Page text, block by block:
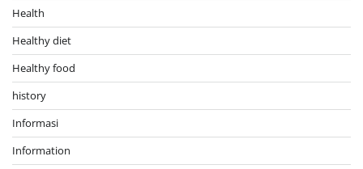
Health
Healthy diet
Healthy food
history
Informasi
Information